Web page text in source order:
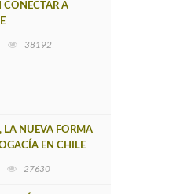
CONECTAR A
38192
LA NUEVA FORMA
EN CHILE
27630